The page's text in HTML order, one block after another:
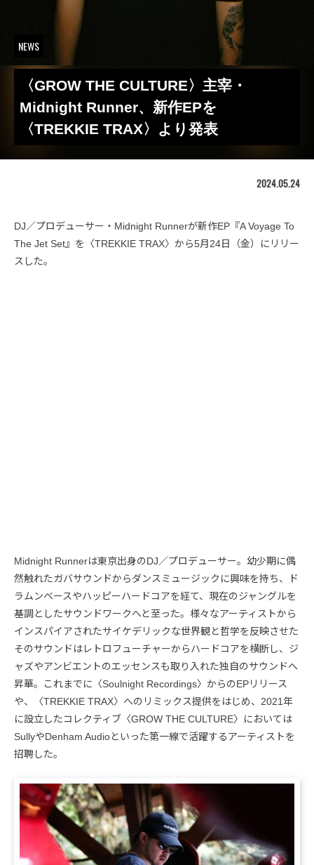
NEWS
〈GROW THE CULTURE〉主宰・
Midnight Runner、新作EPを
〈TREKKIE TRAX〉より発表
2024.05.24
DJ／プロデューサー・Midnight Runnerが新作EP『A Voyage To
The Jet Set』を〈TREKKIE TRAX〉から5月24日（金）にリリー
スした。
Midnight Runnerは東京出身のDJ／プロデューサー。幼少期に偶
然触れたガバサウンドからダンスミュージックに興味を持ち、ド
ラムンベースやハッピーハードコアを経て、現在のジャングルを
基調としたサウンドワークへと至った。様々なアーティストから
インスパイアされたサイケデリックな世界観と哲学を反映させた
そのサウンドはレトロフューチャーからハードコアを横断し、ジ
ャズやアンビエントのエッセンスも取り入れた独自のサウンドへ
昇華。これまでに〈Soulnight Recordings〉からのEPリリース
や、〈TREKKIE TRAX〉へのリミックス提供をはじめ、2021年
に設立したコレクティブ〈GROW THE CULTURE〉においては
SullyやDenham Audioといった第一線で活躍するアーティストを
招聘した。